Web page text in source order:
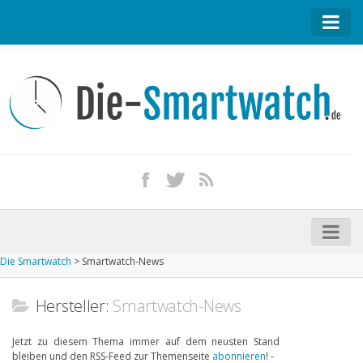
Kontakt / Tipp geben
Impressum
iPhone kaufen
Startseite
Aktuelle Smartwatches im Test
Die Smartwatch > Smartwatch-News
Hersteller: Smartwatch-News
Jetzt zu diesem Thema immer auf dem neusten Stand
bleiben und den RSS-Feed zur Themenseite abonnieren! -